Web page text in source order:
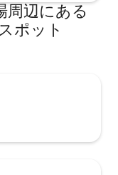
周⁠辺⁠に⁠あ⁠る
ポ⁠ッ⁠ト